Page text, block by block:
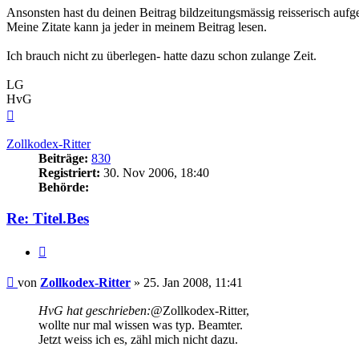
Ansonsten hast du deinen Beitrag bildzeitungsmässig reisserisch
Meine Zitate kann ja jeder in meinem Beitrag lesen.
Ich brauch nicht zu überlegen- hatte dazu schon zulange Zeit.
LG
HvG
Zollkodex-Ritter
Beiträge: 830
Registriert: 30. Nov 2006, 18:40
Behörde:
Re: Titel.Bes
Beitrag
von Zollkodex-Ritter » 25. Jan 2008, 11:41
HvG hat geschrieben:@Zollkodex-Ritter,
wollte nur mal wissen was typ. Beamter.
Jetzt weiss ich es, zähl mich nicht dazu.